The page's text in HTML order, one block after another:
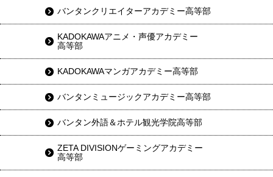
バンタンクリエイターアカデミー高等部
KADOKAWAアニメ・声優アカデミー
高等部
KADOKAWAマンガアカデミー高等部
バンタンミュージックアカデミー高等部
バンタン外語＆ホテル観光学院高等部
ZETA DIVISIONゲーミングアカデミー
高等部